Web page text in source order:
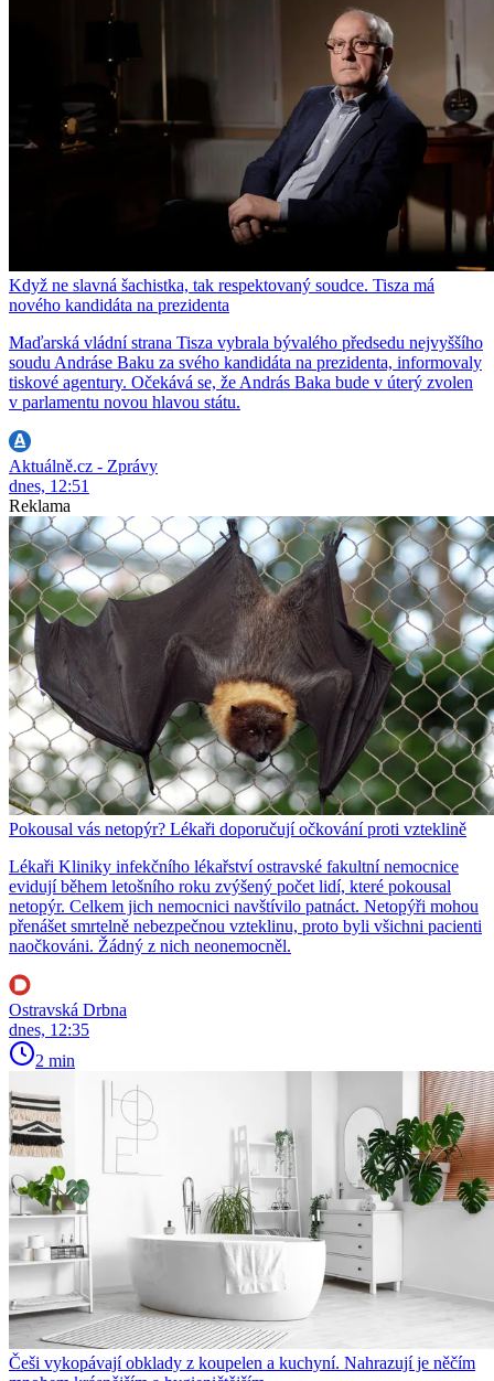
Když ne slavná šachistka, tak respektovaný soudce. Tisza má
nového kandidáta na prezidenta
Maďarská vládní strana Tisza vybrala bývalého předsedu nejvyššího
soudu Andráse Baku za svého kandidáta na prezidenta, informovaly
tiskové agentury. Očekává se, že András Baka bude v úterý zvolen
v parlamentu novou hlavou státu.
Aktuálně.cz - Zprávy
dnes, 12:51
Reklama
Pokousal vás netopýr? Lékaři doporučují očkování proti vzteklině
Lékaři Kliniky infekčního lékařství ostravské fakultní nemocnice
evidují během letošního roku zvýšený počet lidí, které pokousal
netopýr. Celkem jich nemocnici navštívilo patnáct. Netopýři mohou
přenášet smrtelně nebezpečnou vzteklinu, proto byli všichni pacienti
naočkováni. Žádný z nich neonemocněl.
Ostravská Drbna
dnes, 12:35
2 min
Češi vykopávají obklady z koupelen a kuchyní. Nahrazují je něčím